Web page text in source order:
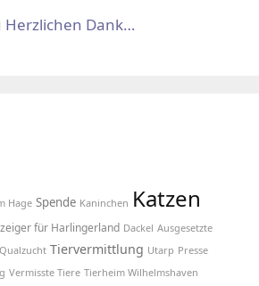
Herzlichen Dank…
Hage Spende Kaninchen Katzen
für Harlingerland Dackel Ausgesetzte
Qualzucht Tiervermittlung Utarp Presse
Vermisste Tiere Tierheim Wilhelmshaven